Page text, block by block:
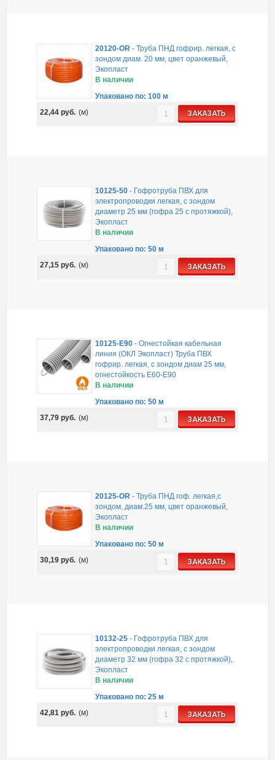
20120-OR- Труба ПНД гофрир. легкая, с
зондом диам. 20 мм, цвет оранжевый,
Экопласт
В наличии
Упаковано по: 100 м
22,44 руб. (м) ЗАКАЗАТЬ
10125-50- Гофротруба ПВХ для
электропроводки легкая, с зондом
диаметр 25 мм (гофра 25 с протяжкой),
Экопласт
В наличии
Упаковано по: 50 м
27,15 руб. (м) ЗАКАЗАТЬ
10125-E90- Огнестойкая кабельная
линия (ОКЛ Экопласт) Труба ПВХ
гофрир. легкая, с зондом диам 25 мм,
огнестойкость E60-E90
В наличии
Упаковано по: 50 м
37,79 руб. (м) ЗАКАЗАТЬ
20125-OR- Труба ПНД гоф. легкая,с
зондом, диам.25 мм, цвет оранжевый,
Экопласт
В наличии
Упаковано по: 50 м
30,19 руб. (м) ЗАКАЗАТЬ
10132-25- Гофротруба ПВХ для
электропроводки легкая, с зондом
диаметр 32 мм (гофра 32 с протяжкой),
Экопласт
В наличии
Упаковано по: 25 м
42,81 руб. (м) ЗАКАЗАТЬ